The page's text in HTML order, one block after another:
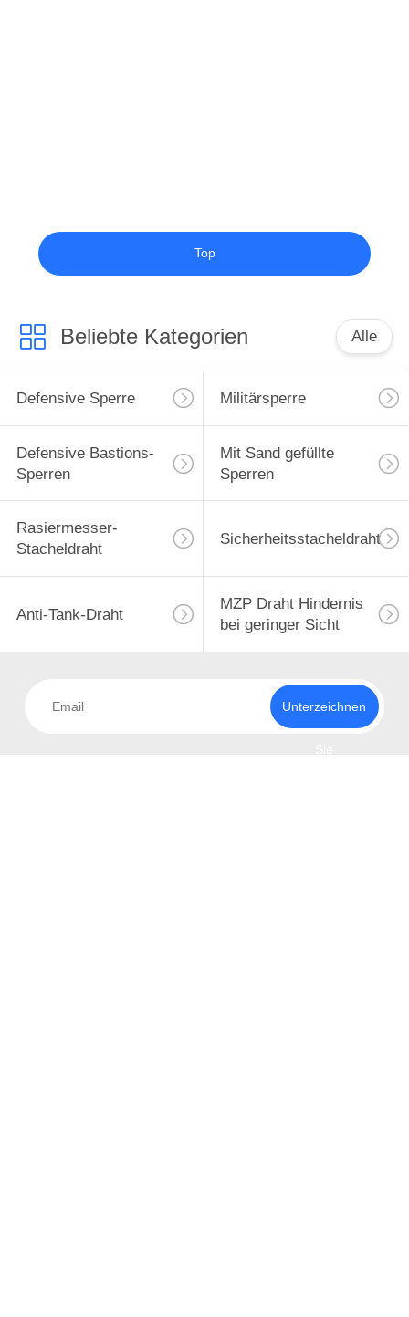
Top
Beliebte Kategorien Alle
Defensive Sperre Militärsperre
Defensive Bastions-
Sperren
Mit Sand gefüllte
Sperren
Rasiermesser-
Stacheldraht
Sicherheitsstacheldraht
Anti-Tank-Draht
MZP Draht Hindernis
bei geringer Sicht
Unterzeichnen